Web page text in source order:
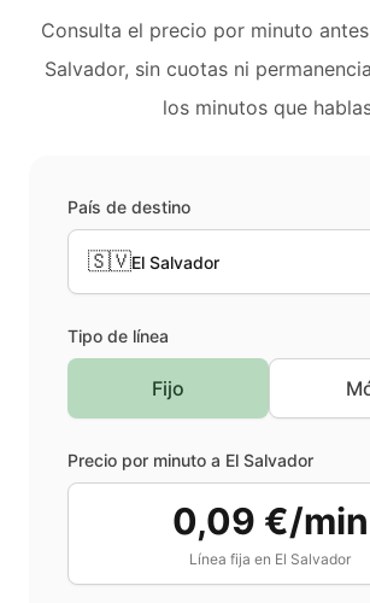
Consulta el precio por minuto
Salvador, sin cuotas ni
los minutos que
País de destino
🇸🇻El Salvador
Tipo de línea
Fijo
Precio por minuto a El Salvador
0,09 €/min
Línea fija en El Salvador